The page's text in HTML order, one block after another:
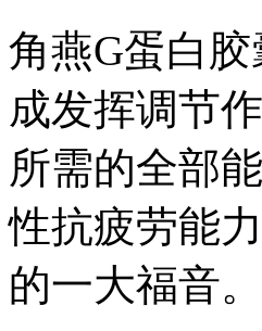
角燕G蛋白
成发挥调节
所需的全部
性抗疲劳能
的一大福音。